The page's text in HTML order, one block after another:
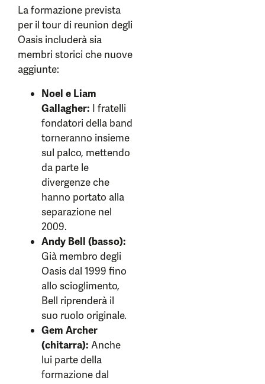
La formazione prevista
per il tour di reunion degli
Oasis includerà sia
membri storici che nuove
aggiunte:
Noel e Liam
Gallagher: I fratelli
fondatori della band
torneranno insieme
sul palco, mettendo
da parte le
divergenze che
hanno portato alla
separazione nel
2009.
Andy Bell (basso):
Già membro degli
Oasis dal 1999 fino
allo scioglimento,
Bell riprenderà il
suo ruolo originale.
Gem Archer
(chitarra): Anche
lui parte della
formazione dal